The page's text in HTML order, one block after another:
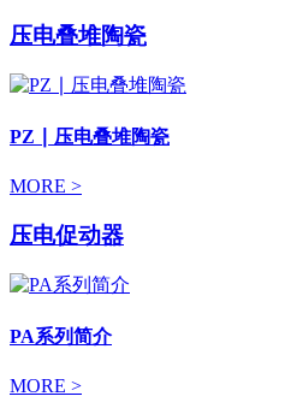
压电叠堆陶瓷
PZ ∣ 压电叠堆陶瓷
MORE >
压电促动器
PA系列简介
MORE >